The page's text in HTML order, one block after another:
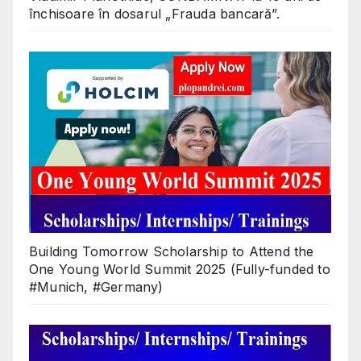
închisoare în dosarul „Frauda bancară”.
Building Tomorrow Scholarship to Attend the
One Young World Summit 2025 (Fully-funded to
#Munich, #Germany)